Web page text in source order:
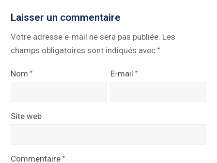
Laisser un commentaire
Votre adresse e-mail ne sera pas publiée. Les
champs obligatoires sont indiqués avec*
Nom* E-mail*
Site web
Commentaire*